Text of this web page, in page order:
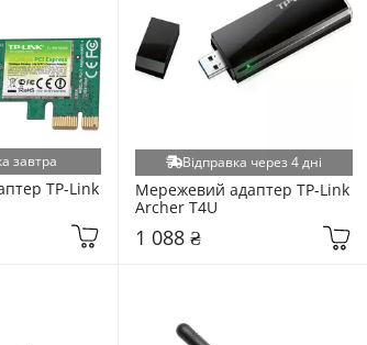
завтра
TP-Link
Відправка через 4 дні
Мережевий адаптер TP-Link
Archer T4U
1 088 ₴